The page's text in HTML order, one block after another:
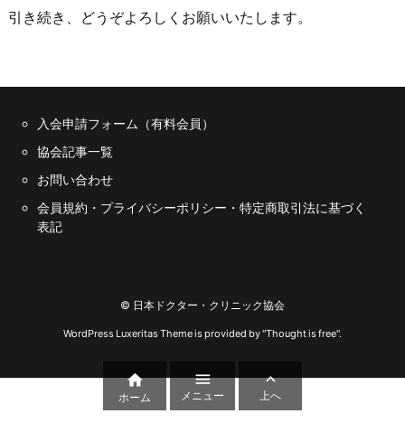
引き続き、どうぞよろしくお願いいたします。
入会申請フォーム（有料会員）
協会記事一覧
お問い合わせ
会員規約・プライバシーポリシー・特定商取引法に基づく
表記
© 日本ドクター・クリニック協会
WordPress Luxeritas Theme is provided by "Thought is free".

ホーム

メニュー

上へ